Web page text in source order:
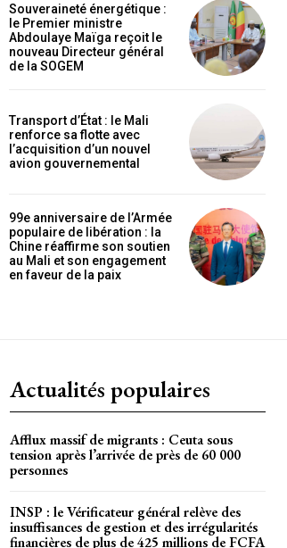
Souveraineté énergétique :
le Premier ministre
Abdoulaye Maïga reçoit le
nouveau Directeur général
de la SOGEM
Transport d’État : le Mali
renforce sa flotte avec
l’acquisition d’un nouvel
avion gouvernemental
99e anniversaire de l’Armée
populaire de libération : la
Chine réaffirme son soutien
au Mali et son engagement
en faveur de la paix
Actualités populaires
Afflux massif de migrants : Ceuta sous
tension après l’arrivée de près de 60 000
personnes
INSP : le Vérificateur général relève des
insuffisances de gestion et des irrégularités
financières de plus de 425 millions de FCFA